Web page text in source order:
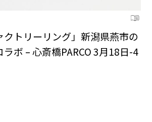
クトリーリング」新潟県燕市の
ボ – 心斎橋PARCO 3月18日-4